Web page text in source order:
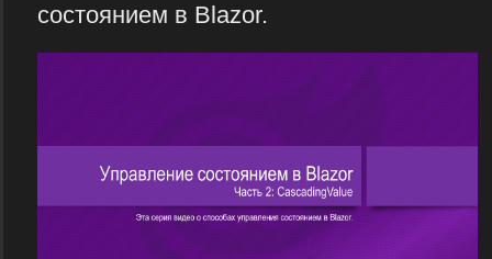
состоянием в Blazor.